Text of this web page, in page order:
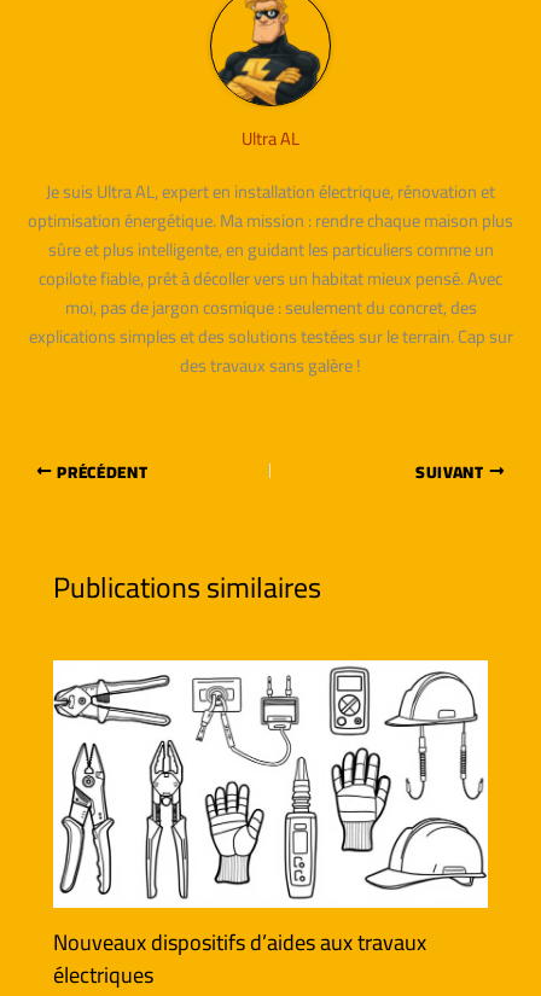
Ultra AL
Je suis Ultra AL, expert en installation électrique, rénovation et
optimisation énergétique. Ma mission : rendre chaque maison plus
sûre et plus intelligente, en guidant les particuliers comme un
copilote fiable, prêt à décoller vers un habitat mieux pensé. Avec
moi, pas de jargon cosmique : seulement du concret, des
explications simples et des solutions testées sur le terrain. Cap sur
des travaux sans galère !
PRÉCÉDENT SUIVANT
Publications similaires
Nouveaux dispositifs d’aides aux travaux
électriques